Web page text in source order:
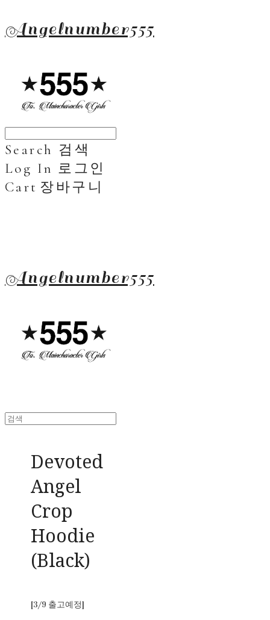
Angelnumber555
Search 검색
Log In 로그인
Cart 장바구니
Angelnumber555
Devoted
Angel
Crop
Hoodie
(Black)
[3/9 출고예정]